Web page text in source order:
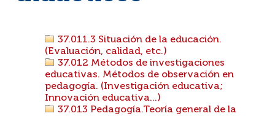
37.011.3 Situación de la educación.
(Evaluación, calidad, etc.)
37.012 Métodos de investigaciones
educativas. Métodos de observación en
pedagogía. (Investigación educativa;
Innovación educativa...)
37.013 Pedagogía.Teoría general de la